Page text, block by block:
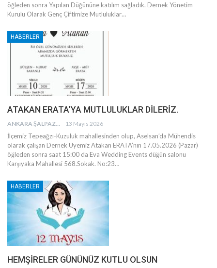
öğleden sonra Yapılan Düğününe katılım sağladık. Dernek Yönetim
Kurulu Olarak Genç Çiftimize Mutluluklar…
HABERLER
ATAKAN ERATA’YA MUTLULUKLAR DİLERİZ.
ANKARA ŞALPAZARI AĞASARLILAR EĞITIM KÜLTÜR VE DAYANIŞMA DERNEĞI 13 Mayıs 2026
İlçemiz Tepeağzı-Kuzuluk mahallesinden olup, Aselsan’da Mühendis
olarak çalışan Dernek Üyemiz Atakan ERATA’nın 17.05.2026 (Pazar)
öğleden sonra saat 15:00 da Eva Wedding Events düğün salonu
Karşıyaka Mahallesi 568.Sokak. No:23…
HABERLER
HEMŞİRELER GÜNÜNÜZ KUTLU OLSUN